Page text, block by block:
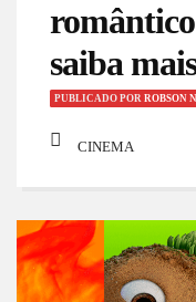
saiba mais
PUBLICADO POR ROBSON
CINEMA